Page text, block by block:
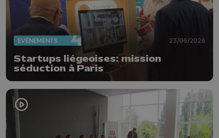
EVÈNEMENTS 23/06/2026
Startups liégeoises: mission
séduction à Paris